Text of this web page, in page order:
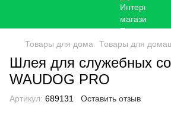
Товары для дома Товары для
Шлея для служебных
WAUDOG PRO
Артикул: 689131 Оставить отзыв